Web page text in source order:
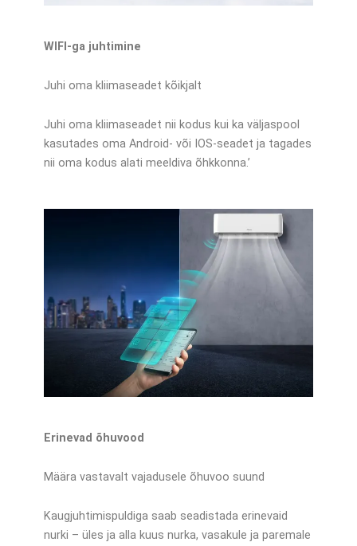
WIFI-ga juhtimine
Juhi oma kliimaseadet kõikjalt
Juhi oma kliimaseadet nii kodus kui ka väljaspool
kasutades oma Android- või IOS-seadet ja tagades
nii oma kodus alati meeldiva õhkkonna.’
Erinevad õhuvood
Määra vastavalt vajadusele õhuvoo suund
Kaugjuhtimispuldiga saab seadistada erinevaid
nurki – üles ja alla kuus nurka, vasakule ja paremale